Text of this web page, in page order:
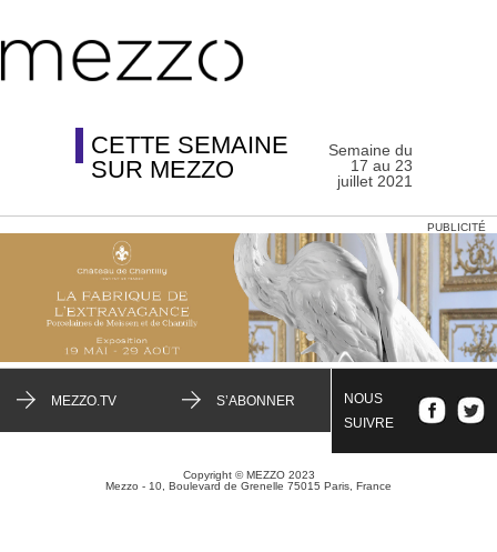
CETTE SEMAINE
SUR MEZZO
Semaine du
17 au 23
juillet 2021
PUBLICITÉ
MEZZO.TV S’ABONNER
NOUS
SUIVRE
Copyright © MEZZO 2023
Mezzo - 10, Boulevard de Grenelle 75015 Paris, France